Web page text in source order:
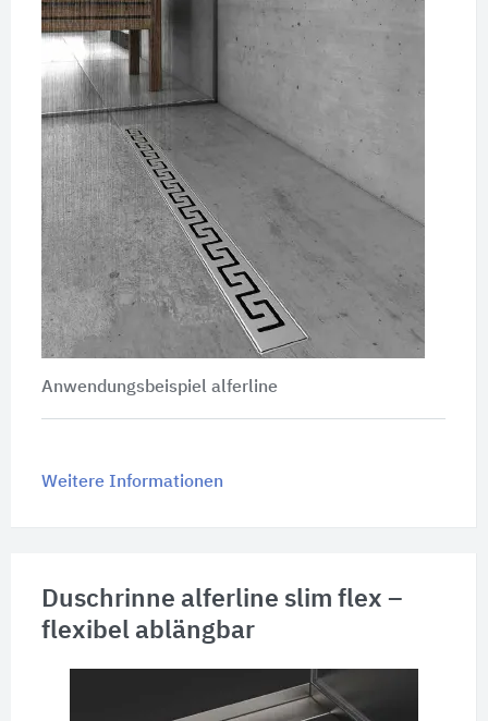
Anwendungsbeispiel alferline
Weitere Informationen
Duschrinne alferline slim flex –
flexibel ablängbar